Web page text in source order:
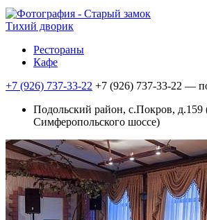
Тихий дворик
Рестораны
Кафе
+7 (926) 737-33-22 +7 (926) 737-33-22 —
Подольский район, с.Покров, д.159
Симферопольского шоссе)